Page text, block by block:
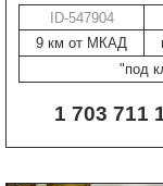
ID-547904
9 км от МКАД
"под
1 703 711